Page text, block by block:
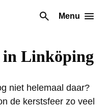
Menu
in Linköping
niet helemaal daar?
de kerstsfeer zo veel